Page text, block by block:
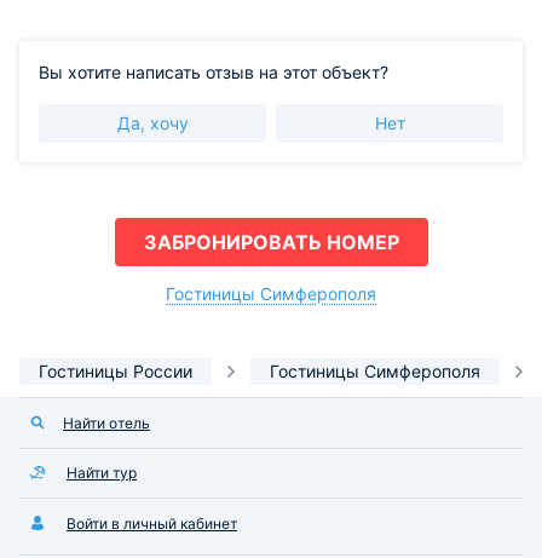
Вы хотите написать отзыв на этот объект?
Да, хочу Нет
ЗАБРОНИРОВАТЬ НОМЕР
Гостиницы Симферополя
Гостиницы России Гостиницы Симферополя
Найти отель
Найти тур
Войти в личный кабинет